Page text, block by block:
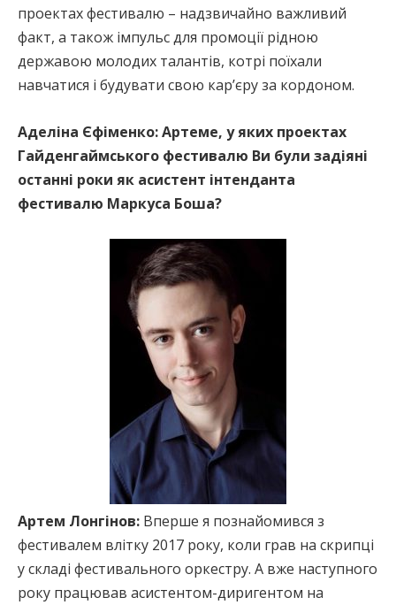
проектах фестивалю – надзвичайно важливий
факт, а також імпульс для промоції рідною
державою молодих талантів, котрі поїхали
навчатися і будувати свою кар’єру за кордоном.
Аделіна Єфіменко:Артеме, у яких проектах
Гайденгаймського фестивалю Ви були задіяні
останні роки як асистент інтенданта
фестивалю Маркуса Боша?
Артем Лонгінов: Вперше я познайомився з
фестивалем влітку 2017 року, коли грав на скрипці
у складі фестивального оркестру. А вже наступного
року працював асистентом-диригентом на